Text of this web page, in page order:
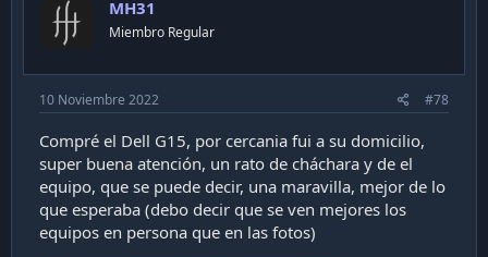
MH31
Miembro Regular
10 Noviembre 2022 #78
Compré el Dell G15, por cercania fui a su domicilio,
super buena atención, un rato de cháchara y de el
equipo, que se puede decir, una maravilla, mejor de lo
que esperaba (debo decir que se ven mejores los
equipos en persona que en las fotos)